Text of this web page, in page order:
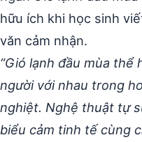
hữu ích khi học sinh
văn cảm nhận.
“Gió lạnh đầu mùa
người với nhau trong
nghiệt. Nghệ thuật tự
biểu cảm tinh tế cùng